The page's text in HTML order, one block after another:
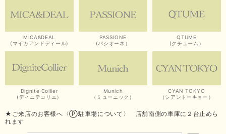
MICA&DEAL
(マイカアンドディール)
PASSIONE
(パシオーネ）
QTUME
(クチューム）
Dignite Collier
(ディニテコリエ）
Munich
（ミューニック）
CYAN TOKYO
（シアントーキョー）
★ご来店のお客様へ〈Ⓟ駐車場について〉 店舗南側の車庫に２台止めら
れます